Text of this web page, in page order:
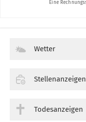
Wetter
Stellenanzeigen
Todesanzeigen